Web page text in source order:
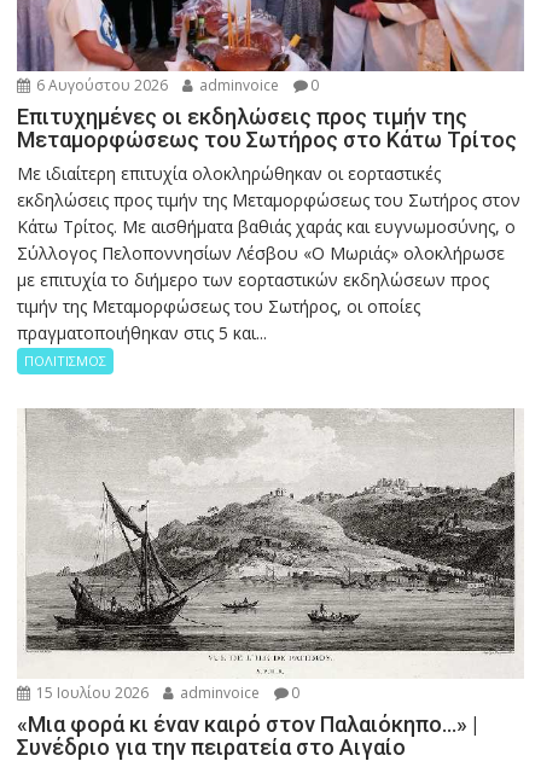
6 Αυγούστου 2026 adminvoice 0
Επιτυχημένες οι εκδηλώσεις προς τιμήν της
Μεταμορφώσεως του Σωτήρος στο Κάτω Τρίτος
Με ιδιαίτερη επιτυχία ολοκληρώθηκαν οι εορταστικές
εκδηλώσεις προς τιμήν της Μεταμορφώσεως του Σωτήρος στον
Κάτω Τρίτος. Με αισθήματα βαθιάς χαράς και ευγνωμοσύνης, ο
Σύλλογος Πελοποννησίων Λέσβου «Ο Μωριάς» ολοκλήρωσε
με επιτυχία το διήμερο των εορταστικών εκδηλώσεων προς
τιμήν της Μεταμορφώσεως του Σωτήρος, οι οποίες
πραγματοποιήθηκαν στις 5 και...
ΠΟΛΙΤΙΣΜΟΣ
15 Ιουλίου 2026 adminvoice 0
«Μια φορά κι έναν καιρό στον Παλαιόκηπο…» |
Συνέδριο για την πειρατεία στο Αιγαίο